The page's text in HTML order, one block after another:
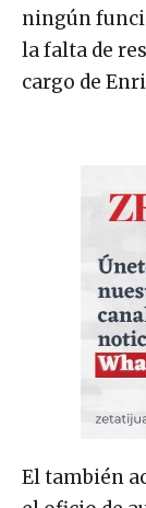
ningún
la falta de
cargo de
El también